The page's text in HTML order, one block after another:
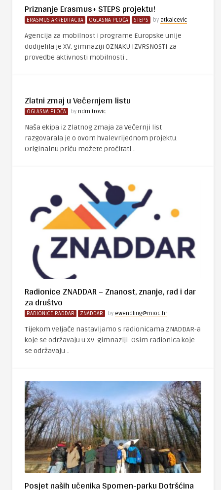
Priznanje Erasmus+ STEPS projektu!
ERASMUS AKREDITACIJA OGLASNA PLOČA STEPS by atkalcevic
Agencija za mobilnost i programe Europske unije
dodijelila je XV. gimnaziji OZNAKU IZVRSNOSTI za
provedbe aktivnosti mobilnosti ..
Zlatni zmaj u Večernjem listu
OGLASNA PLOČA by ndmitrovic
Naša ekipa iz Zlatnog zmaja za Večernji list
razgovarala je o ovom hvalevrijednom projektu.
Originalnu priču možete pročitati ..
Radionice ZNADDAR – Znanost, znanje, rad i dar
za društvo
RADIONICE RADDAR ZNADDAR by ewendling@mioc.hr
Tijekom veljače nastavljamo s radionicama ZNADDAR-a
koje se održavaju u XV. gimnaziji: Osim radionica koje
se održavaju ..
Posjet naših učenika Spomen-parku Dotršćina